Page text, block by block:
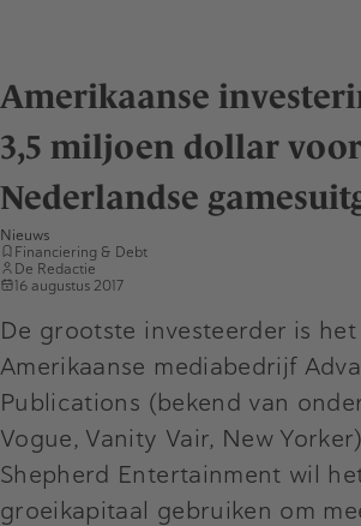
Amerikaanse
3,5 miljoen dollar voor
Nederlandse
Nieuws
Financiering & Debt
De Redactie
16 augustus 2017
De grootste investeerder is het
Amerikaanse mediabedrijf
Publications (bekend van
Vogue, Vanity Vair, New
Shepherd Entertainment wil
groeikapitaal gebruiken om